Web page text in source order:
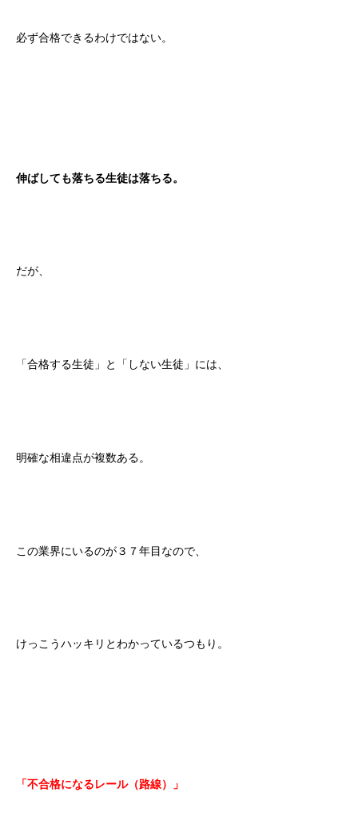
必ず合格できるわけではない。
伸ばしても落ちる生徒は落ちる。
だが、
「合格する生徒」と「しない生徒」には、
明確な相違点が複数ある。
この業界にいるのが３７年目なので、
けっこうハッキリとわかっているつもり。
「不合格になるレール（路線）」